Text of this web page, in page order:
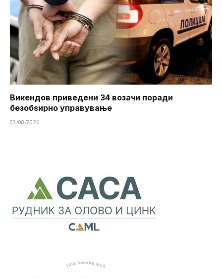
Викендов приведени 34 возачи поради
безобѕирно управување
03/08/2026